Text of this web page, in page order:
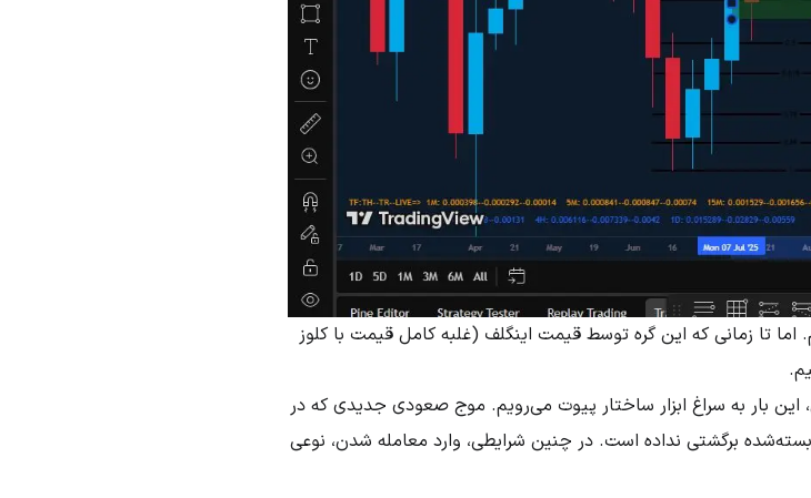
اما تا زمانی که این گره توسط قیمت اینگلف (غلبه کامل قیمت با کلوز
این بار به سراغ ابزار ساختار پیوت می‌رویم. موج صعودی جدیدی که در
بسته‌شده برگشتی نداده است. در چنین شرایطی، وارد معامله شدن، نوعی